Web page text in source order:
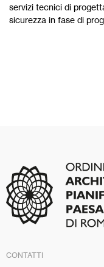
servizi tecnici di
sicurezza in fase di
CONTATTI